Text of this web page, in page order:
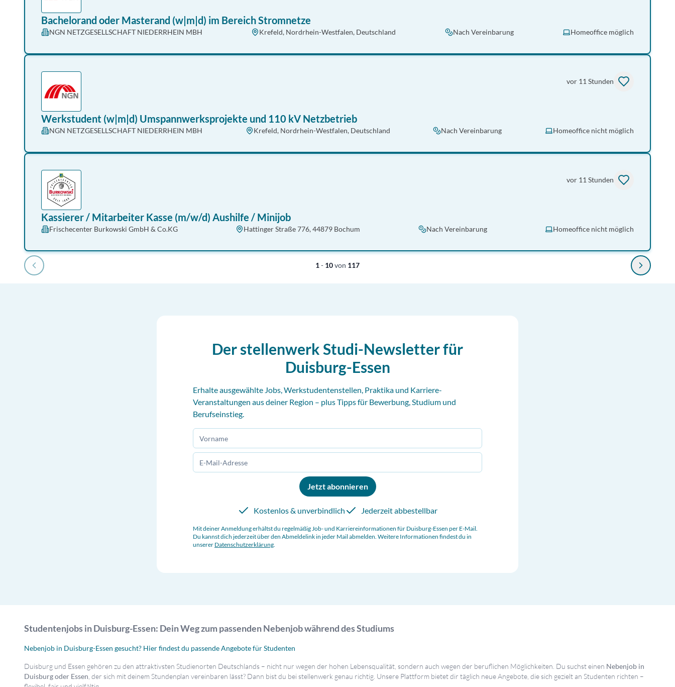
Bachelorand oder Masterand (w|m|d) im Bereich Stromnetze
NGN NETZGESELLSCHAFT NIEDERRHEIN MBH Krefeld, Nordrhein-Westfalen, Deutschland Nach Vereinbarung Homeoffice möglich
vor 11 Stunden
Werkstudent (w|m|d) Umspannwerksprojekte und 110 kV Netzbetrieb
NGN NETZGESELLSCHAFT NIEDERRHEIN MBH Krefeld, Nordrhein-Westfalen, Deutschland Nach Vereinbarung Homeoffice nicht möglich
vor 11 Stunden
Kassierer / Mitarbeiter Kasse (m/w/d) Aushilfe / Minijob
Frischecenter Burkowski GmbH & Co.KG Hattinger Straße 776, 44879 Bochum Nach Vereinbarung Homeoffice nicht möglich
1- 10von 117
Der stellenwerk Studi-Newsletter für
Duisburg-Essen
Erhalte ausgewählte Jobs, Werkstudentenstellen, Praktika und Karriere-
Veranstaltungen aus deiner Region – plus Tipps für Bewerbung, Studium und
Berufseinstieg.
Jetzt abonnieren
Kostenlos & unverbindlich Jederzeit abbestellbar
Mit deiner Anmeldung erhältst du regelmäßig Job- und Karriereinformationen für Duisburg-Essen per E-Mail.
Du kannst dich jederzeit über den Abmeldelink in jeder Mail abmelden. Weitere Informationen findest du in
unserer Datenschutzerklärung.
Studentenjobs in Duisburg-Essen: Dein Weg zum passenden Nebenjob während des Studiums
Nebenjob in Duisburg-Essen gesucht? Hier findest du passende Angebote für Studenten
Duisburg und Essen gehören zu den attraktivsten Studienorten Deutschlands – nicht nur wegen der hohen Lebensqualität, sondern auch wegen der beruflichen Möglichkeiten. Du suchst einen Nebenjob in
Duisburg oder Essen , der sich mit deinem Stundenplan vereinbaren lässt? Dann bist du bei stellenwerk genau richtig. Unsere Plattform bietet dir täglich neue Angebote, die sich gezielt an Studenten richten –